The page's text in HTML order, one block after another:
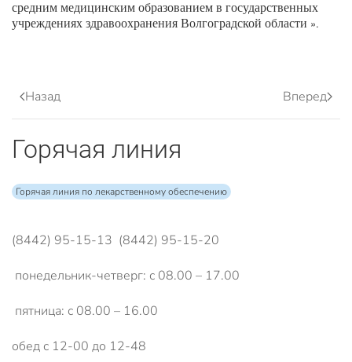
средним медицинским образованием в государственных
учреждениях здравоохранения Волгоградской области ».
Назад Вперед
Горячая линия
Горячая линия по лекарственному обеспечению
(8442) 95-15-13 (8442) 95-15-20
понедельник-четверг: с 08.00 – 17.00
пятница: с 08.00 – 16.00
обед с 12-00 до 12-48